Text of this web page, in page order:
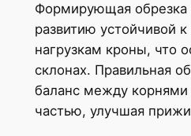
Формирующая обрезка
развитию устойчивой
нагрузкам кроны, что
склонах. Правильная
баланс между корнями
частью, улучшая